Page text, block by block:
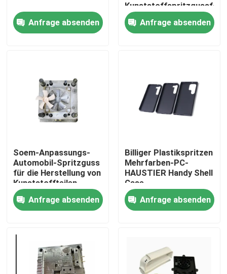
Produkte
Werksbesichtigung
Qualitätskontrolle
Neuigkeiten
Rechtssachen
Teile von Haushaltsgeräten Spritzguss
Anfrage absenden
Anfrage absenden
Soem-Anpassungs-
Automobil-Spritzguss
für die Herstellung von
Kunststoffteilen
Anfrage absenden
Billiger Plastikspritzen
Mehrfarben-PC-
HAUSTIER Handy Shell
Case
Anfrage absenden